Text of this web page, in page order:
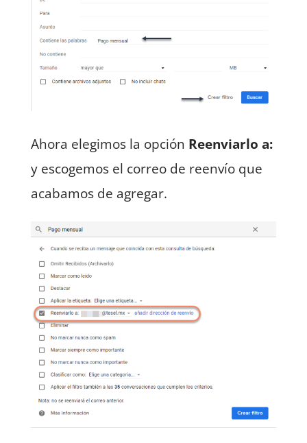
Ahora elegimos la opción Reenviarlo a:
y escogemos el correo de reenvío que
acabamos de agregar.